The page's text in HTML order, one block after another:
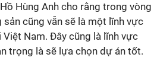
Hùng Anh cho rằng trong vòng
cũng vẫn sẽ là một lĩnh vực
Nam. Đây cũng là lĩnh vực
trọng là sẽ lựa chọn dự án tốt.